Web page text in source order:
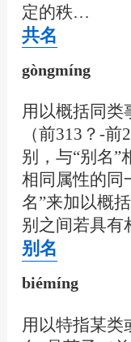
定的秩…
共名
gòngmíng
用以概括同类
（前313？-
别，与“别名”
相同属性的同
名”来加以概
别之间若具
别名
biémíng
用以特指某类